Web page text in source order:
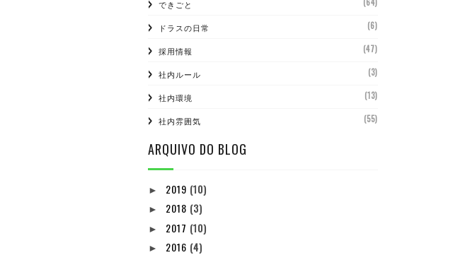
できごと
ドラスの日常 (6)
採用情報 (47)
社内ルール (3)
社内環境 (13)
社内雰囲気 (55)
ARQUIVO DO BLOG
► 2019 (10)
► 2018 (3)
► 2017 (10)
► 2016 (4)